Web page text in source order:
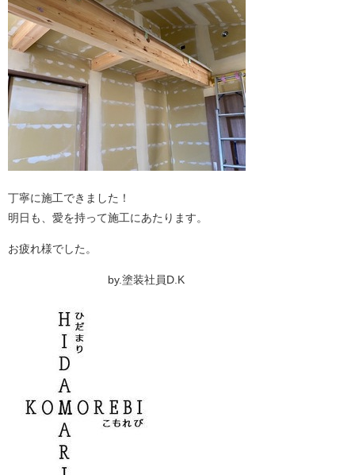
丁寧に施工できました！
明日も、愛を持って施工にあたります。
お疲れ様でした。
by.塗装社員D.K